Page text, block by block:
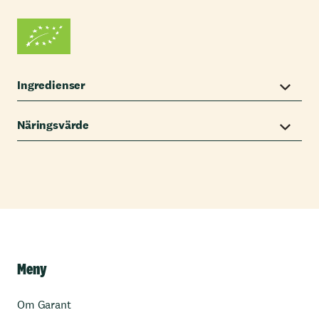
Ingredienser
Näringsvärde
Meny
Om Garant